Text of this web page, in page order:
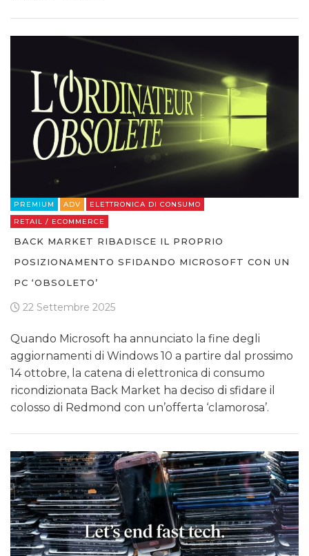
PREMIUM ADV
ELETTRONICA DI CONSUMO
RETAIL / ECOMMERCE
BACK MARKET RIBADISCE IL PROPRIO
POSIZIONAMENTO SFIDANDO MICROSOFT CON UN
PC ‘OBSOLETO’
22 Settembre 2025
Quando Microsoft ha annunciato la fine degli
aggiornamenti di Windows 10 a partire dal prossimo
14 ottobre, la catena di elettronica di consumo
ricondizionata Back Market ha deciso di sfidare il
colosso di Redmond con un’offerta ‘clamorosa’.